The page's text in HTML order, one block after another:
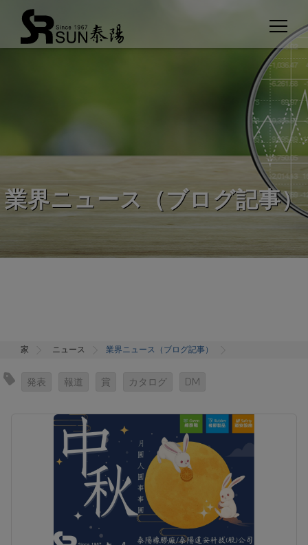
業界ニュース（ブログ記事）
家 ニュース 業界ニュース（ブログ記事）
発表 報道 賞 カタログ DM
クッキー利用の管理について